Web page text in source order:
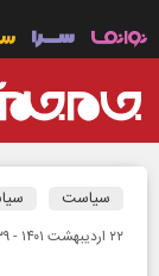
سیاست
۲۲ ارديبهشت ۱۴۰۱ - ۱۵:۳۹